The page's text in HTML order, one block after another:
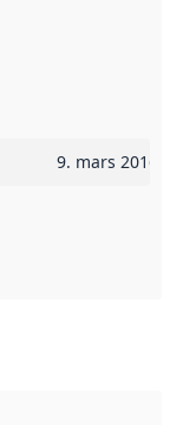
9. mars 2016